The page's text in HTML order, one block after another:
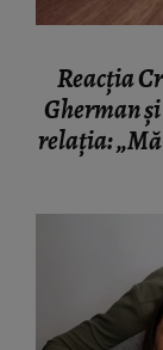
Reacția
Gherman
relația: